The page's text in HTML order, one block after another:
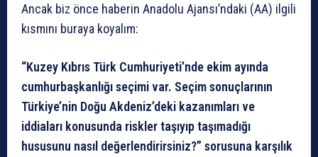
Ancak biz önce haberin Anadolu Ajansı’ndaki (AA) ilgili
kısmını buraya koyalım:
“Kuzey Kıbrıs Türk Cumhuriyeti’nde ekim ayında
cumhurbaşkanlığı seçimi var. Seçim sonuçlarının
Türkiye’nin Doğu Akdeniz’deki kazanımları ve
iddiaları konusunda riskler taşıyıp taşımadığı
hususunu nasıl değerlendirirsiniz?” sorusuna karşılık